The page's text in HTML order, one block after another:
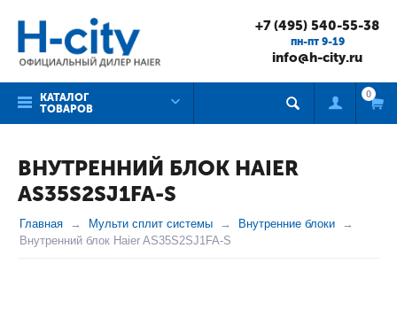
+7 (495) 540-55-38
пн-пт 9-19
info@h-city.ru
КАТАЛОГ
ТОВАРОВ
0
ВНУТРЕННИЙ БЛОК HAIER
AS35S2SJ1FA-S
Главная Мульти сплит системы
Внутренние блоки
Внутренний блок Haier AS35S2SJ1FA-S